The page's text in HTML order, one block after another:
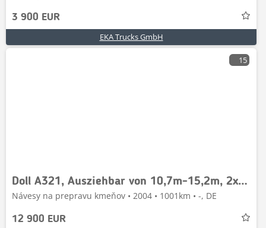
3 900 EUR
EKA Trucks GmbH
15
Doll A321, Ausziehbar von 10,7m-15,2m, 2x Lenkachse
Návesy na prepravu kmeňov • 2004 • 1001km • -, DE
12 900 EUR